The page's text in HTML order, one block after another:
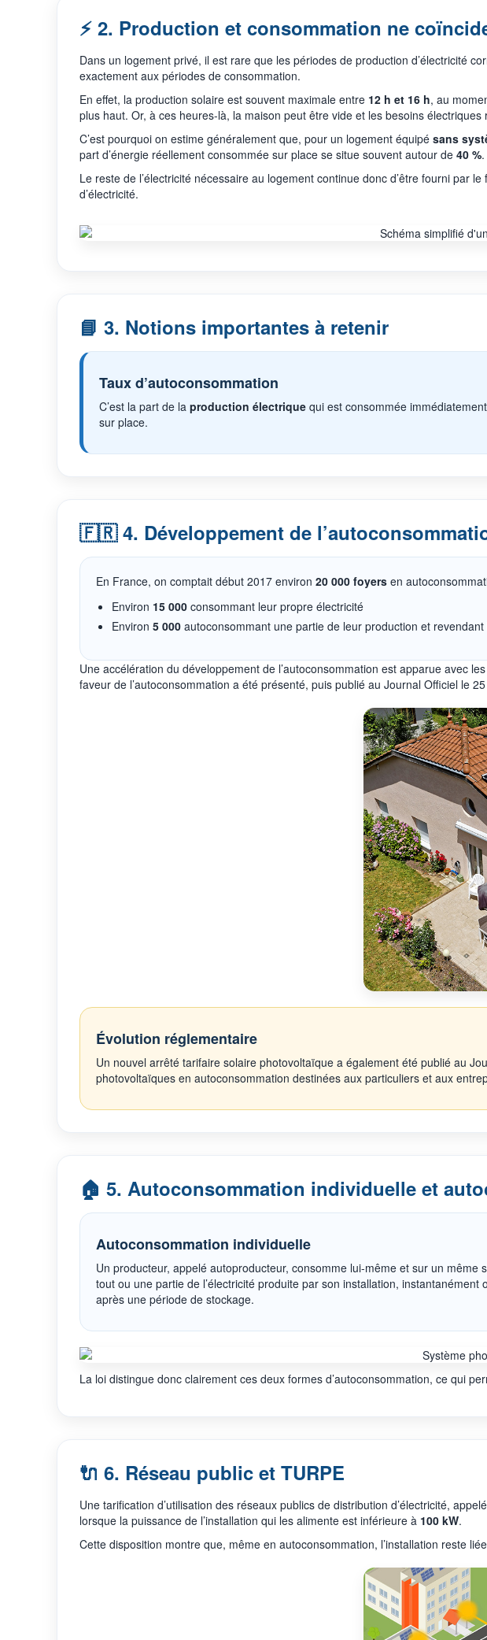
⚡ 2. Production et consommation ne
Dans un logement privé, il est rare que les périodes de production d’électricité
exactement aux périodes de consommation.
En effet, la production solaire est souvent maximale entre 12 h et 16 h, au
plus haut. Or, à ces heures-là, la maison peut être vide et les besoins électriques
C’est pourquoi on estime généralement que, pour un logement équipé sans
part d’énergie réellement consommée sur place se situe souvent autour de 40 %.
Le reste de l’électricité nécessaire au logement continue donc d’être fourni par le
d’électricité.
📘 3. Notions importantes à retenir
Taux d’autoconsommation
C’est la part de la production électrique qui est consommée immédiatement
sur place.
🇫🇷 4. Développement de
En France, on comptait début 2017 environ 20 000 foyers en
Environ 15 000 consommant leur propre électricité
Environ 5 000 autoconsommant une partie de leur production et
Une accélération du développement de l’autoconsommation est apparue avec
faveur de l’autoconsommation a été présenté, puis publié au Journal Officiel le
Évolution réglementaire
Un nouvel arrêté tarifaire solaire photovoltaïque a également été publié au
photovoltaïques en autoconsommation destinées aux particuliers et aux
🏠 5. Autoconsommation individuelle et
Autoconsommation individuelle
Un producteur, appelé autoproducteur, consomme lui-même et sur un même
tout ou une partie de l’électricité produite par son installation, instantanément
après une période de stockage.
La loi distingue donc clairement ces deux formes d’autoconsommation, ce qui
🔌 6. Réseau public et TURPE
Une tarification d’utilisation des réseaux publics de distribution d’électricité,
lorsque la puissance de l’installation qui les alimente est inférieure à 100 kW.
Cette disposition montre que, même en autoconsommation, l’installation reste